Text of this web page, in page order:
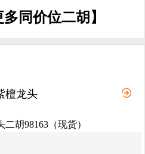
多同价位二胡】
檀龙头